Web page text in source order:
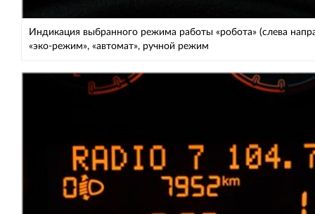
Индикация выбранного режима работы «робота» (слева
«эко-режим», «автомат», ручной режим